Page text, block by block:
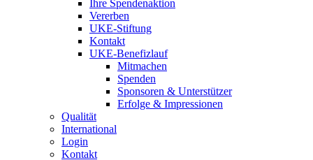
Ihre Spendenaktion
Vererben
UKE-Stiftung
Kontakt
UKE-Benefizlauf
Mitmachen
Spenden
Sponsoren & Unterstützer
Erfolge & Impressionen
Qualität
International
Login
Kontakt